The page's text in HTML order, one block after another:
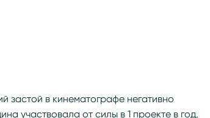
застой в кинематографе негативно
участвовала от силы в 1 проекте в год,